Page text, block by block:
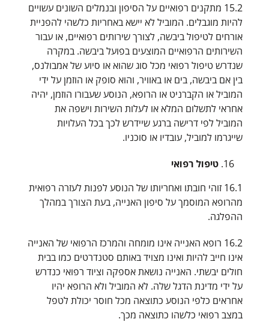
15.2 מתקנים רפואיים על הסיפון ובנמלים השונים עשויים
להיות מוגבלים. המוביל לא יישא באחריות כלשהי להפניית
אורחים לטיפול ביבשה, לצורך שירותים רפואיים, או עבור
השירותים הרפואיים המוצעים בפועל ביבשה. במקרה
שנדרש טיפול רפואי מכל סוג שהוא או סיוע של אמבולנס,
בין אם ביבשה, בים או באוויר, והוא סופק או הוזמן על ידי
המוביל או הקברניט או הרופא, הנוסע שעבורו הוזמן, יהיה
אחראי לתשלום המלא או לעלות השירות וישפה את
המוביל לפי דרישה ברגע שיידרש לכך בכל העלויות
שייגרמו למוביל, עובדיו או סוכניו.
טיפול רפואי
16.1 זוהי חובתו ואחריותו של הנוסע לפנות לעזרה רפואית
מהרופא המוסמך על סיפון האנייה, בעת הצורך במהלך
ההפלגה.
16.2 רופא האנייה אינו מומחה והמרכז הרפואי של האנייה
אינו חייב להיות ואינו מצויד באותם סטנדרטים כמו בבית
חולים יבשתי. האנייה נושאת אספקה וציוד רפואי כנדרש
על ידי מדינת הדגל שלה. לא המוביל ולא הרופא יהיו
אחראים כלפי הנוסע כתוצאה מכל חוסר יכולת לטפל
במצב רפואי כלשהו כתוצאה מכך.